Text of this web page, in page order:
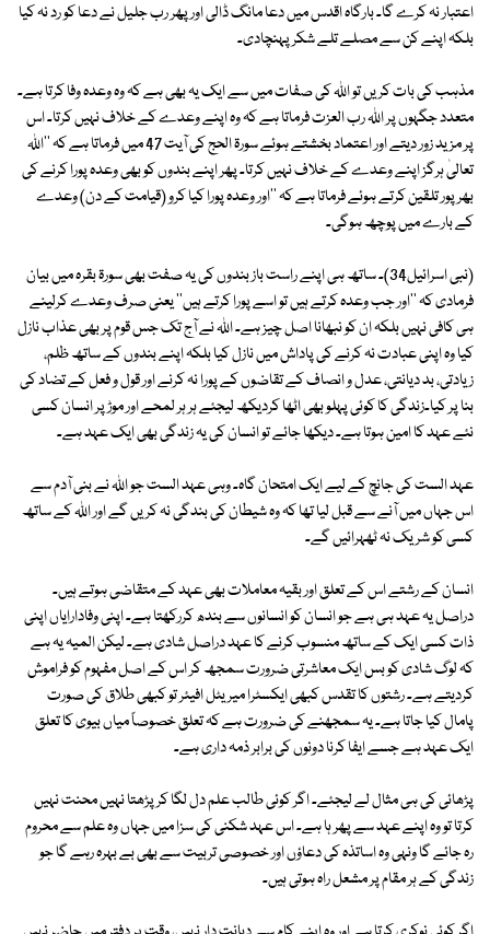
اعتبار نہ کرے گا۔ بارگاہ اقدس میں دعا مانگ ڈالی اور پھر رب جلیل نے دعا کو رد نہ کیا
بلکہ اپنے کن سے مصلے تلے شکر پہنچادی۔
مذہب کی بات کریں تو اللہ کی صفات میں سے ایک یہ بھی ہے کہ وہ وعدہ وفا کرتا ہے۔
متعدد جگہوں پر اللہ رب العزت فرماتا ہے کہ وہ اپنے وعدے کے خلاف نہیں کرتا۔ اس
پر مزید زور دیتے اور اعتماد بخشتے ہوئے سورۃ الحج کی آیت 47 میں فرماتا ہے کہ ''اللہ
تعالیٰ ہرگز اپنے وعدے کے خلاف نہیں کرتا۔ پھر اپنے بندوں کو بھی وعدہ پورا کرنے کی
بھرپور تلقین کرتے ہوئے فرماتا ہے کہ ''اور وعدہ پورا کیا کرو (قیامت کے دن) وعدے
کے بارے میں پوچھ ہوگی۔
(نبی اسرائیل34)۔ ساتھ ہی اپنے راست باز بندوں کی یہ صفت بھی سورۃ بقرہ میں بیان
فرمادی کہ ''اور جب وعدہ کرتے ہیں تو اسے پورا کرتے ہیں'' یعنی صرف وعدے کرلینے
ہی کافی نہیں بلکہ ان کو نبھانا اصل چیز ہے۔ اللہ نے آج تک جس قوم پر بھی عذاب نازل
کیا وہ اپنی عبادت نہ کرنے کی پاداش میں نازل کیا بلکہ اپنے بندوں کے ساتھ ظلم،
زیادتی، بد دیانتی، عدل و انصاف کے تقاضوں کے پورا نہ کرنے اور قول و فعل کے تضاد کی
بنا پر کیا۔زندگی کا کوئی پہلو بھی اٹھا کردیکھ لیجئے ہر ہر لمحے اور موڑ پر انسان کسی
نئے عہد کا امین ہوتا ہے۔ دیکھا جائے تو انسان کی یہ زندگی بھی ایک عہد ہے۔
عہد الست کی جانچ کے لیے ایک امتحان گاہ۔ وہی عہد الست جو اللہ نے بنی آدم سے
اس جہاں میں آنے سے قبل لیا تھا کہ وہ شیطان کی بندگی نہ کریں گے اور اللہ کے ساتھ
کسی کو شریک نہ ٹھہرائیں گے۔
انسان کے رشتے اس کے تعلق اور بقیہ معاملات بھی عہد کے متقاضی ہوتے ہیں۔
دراصل یہ عہد ہی ہے جو انسان کو انسانوں سے بندھ کررکھتا ہے۔ اپنی وفادارایاں اپنی
ذات کسی ایک کے ساتھ منسوب کرنے کا عہد دراصل شادی ہے۔ لیکن المیہ یہ ہے
کہ لوگ شادی کو بس ایک معاشرتی ضرورت سمجھ کر اس کے اصل مفہوم کو فراموش
کردیتے ہے۔ رشتوں کا تقدس کبھی ایکسٹرا میریٹل افیئر تو کبھی طلاق کی صورت
پامال کیا جاتا ہے۔ یہ سمجھنے کی ضرورت ہے کہ تعلق خصوصاً میاں بیوی کا تعلق
ایک عہد ہے جسے ایفا کرنا دونوں کی برابر ذمہ داری ہے۔
پڑھائی کی ہی مثال لے لیجئے۔ اگر کوئی طالب علم دل لگا کر پڑھتا نہیں محنت نہیں
کرتا تو وہ اپنے عہد سے پھر ہا ہے۔ اس عہد شکنی کی سزا میں جہاں وہ علم سے محروم
رہ جائے گا ونہی وہ اساتذہ کی دعاؤں اور خصوصی تربیت سے بھی بے بہرہ رہے گا جو
زندگی کے ہر مقام پر مشعل راہ ہوتی ہیں۔